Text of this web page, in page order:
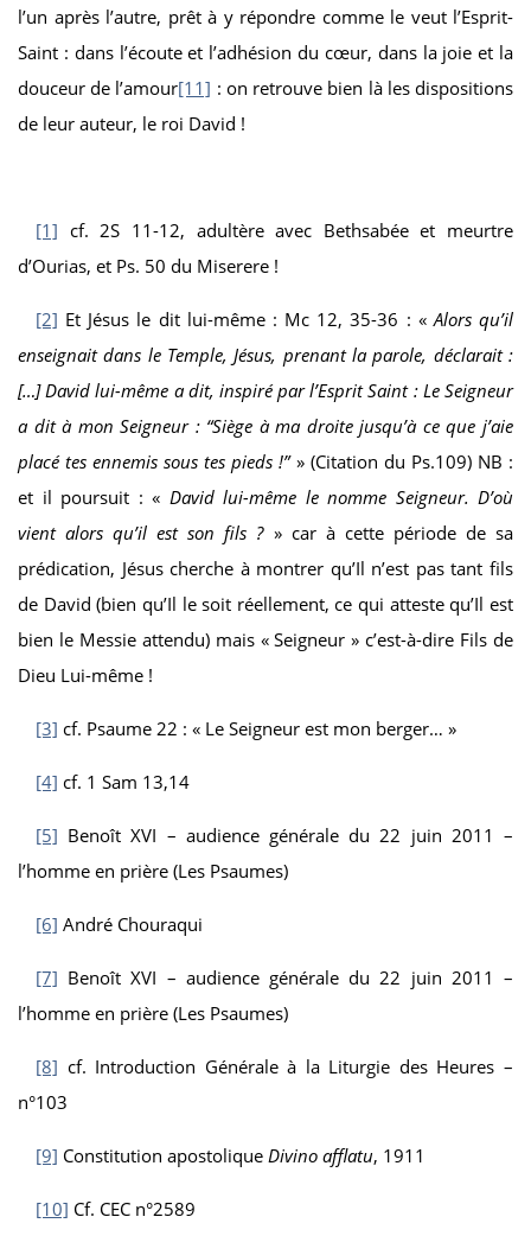
l’un après l’autre, prêt à y répondre comme le veut l’Esprit-
Saint : dans l’écoute et l’adhésion du cœur, dans la joie et la
douceur de l’amour[11] : on retrouve bien là les dispositions
de leur auteur, le roi David !
[1] cf. 2S 11-12, adultère avec Bethsabée et meurtre
d’Ourias, et Ps. 50 du Miserere !
[2] Et Jésus le dit lui-même : Mc 12, 35-36 : «Alors qu’il
enseignait dans le Temple, Jésus, prenant la parole, déclarait :
[…] David lui-même a dit, inspiré par l’Esprit Saint : Le Seigneur
a dit à mon Seigneur : “Siège à ma droite jusqu’à ce que j’aie
placé tes ennemis sous tes pieds !”» (Citation du Ps.109) NB :
et il poursuit : « David lui-même le nomme Seigneur. D’où
vient alors qu’il est son fils ?» car à cette période de sa
prédication, Jésus cherche à montrer qu’Il n’est pas tant fils
de David (bien qu’Il le soit réellement, ce qui atteste qu’Il est
bien le Messie attendu) mais « Seigneur » c’est-à-dire Fils de
Dieu Lui-même !
[3] cf. Psaume 22 : « Le Seigneur est mon berger… »
[4] cf. 1 Sam 13,14
[5] Benoît XVI – audience générale du 22 juin 2011 –
l’homme en prière (Les Psaumes)
[6] André Chouraqui
[7] Benoît XVI – audience générale du 22 juin 2011 –
l’homme en prière (Les Psaumes)
[8] cf. Introduction Générale à la Liturgie des Heures –
n°103
[9] Constitution apostolique Divino afflatu, 1911
[10] Cf. CEC n°2589